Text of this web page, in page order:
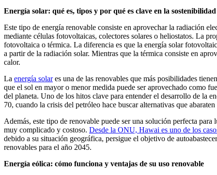
Energía solar: qué es, tipos y por qué es clave en la sostenibilidad
Este tipo de energía renovable consiste en aprovechar la radiación
mediante células fotovoltaicas, colectores solares o heliostatos. La
fotovoltaica o térmica. La diferencia es que la energía solar
a partir de la radiación solar. Mientras que la térmica consiste en
calor.
La energía solares una de las renovables que más posibilidades
que el sol en mayor o menor medida puede ser aprovechado como
del planeta. Uno de los hitos clave para entender el desarrollo de la
70, cuando la crisis del petróleo hace buscar alternativas que
Además, este tipo de renovable puede ser una solución perfecta para
muy complicado y costoso. Desde la ONU, Hawai es uno de los
debido a su situación geográfica, persigue el objetivo de
renovables para el año 2045.
Energía eólica: cómo funciona y ventajas de su uso renovable